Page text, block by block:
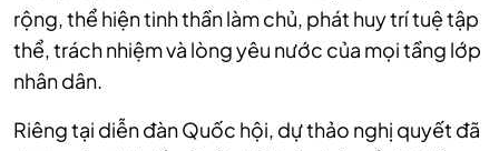
rộng, thể hiện tinh thần làm chủ, phát huy trí tuệ tập
thể, trách nhiệm và lòng yêu nước của mọi tầng lớp
nhân dân.
Riêng tại diễn đàn Quốc hội, dự thảo nghị quyết đã